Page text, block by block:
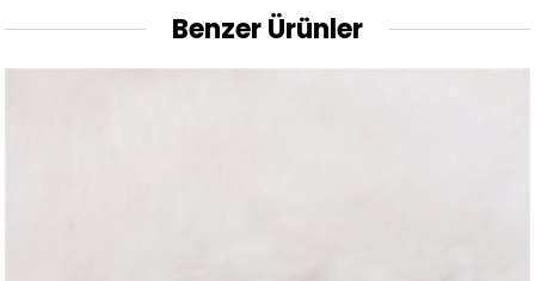
Benzer Ürünler